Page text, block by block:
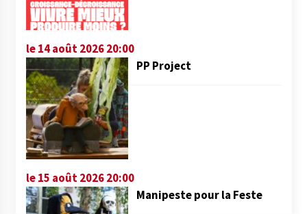
le 14 août 2026 20:00
PP Project
le 15 août 2026 20:00
Manipeste pour la Feste